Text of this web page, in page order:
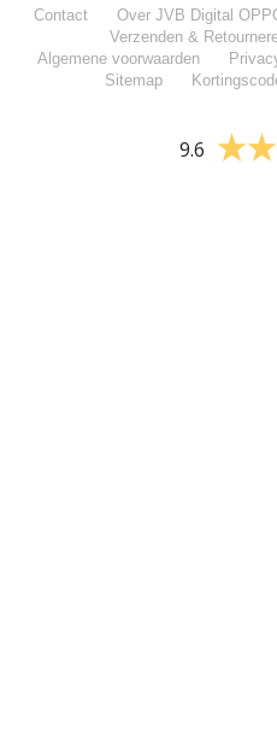
Contact Over JVB Digital
Verzenden &
Algemene voorwaarden
Sitemap
9.6